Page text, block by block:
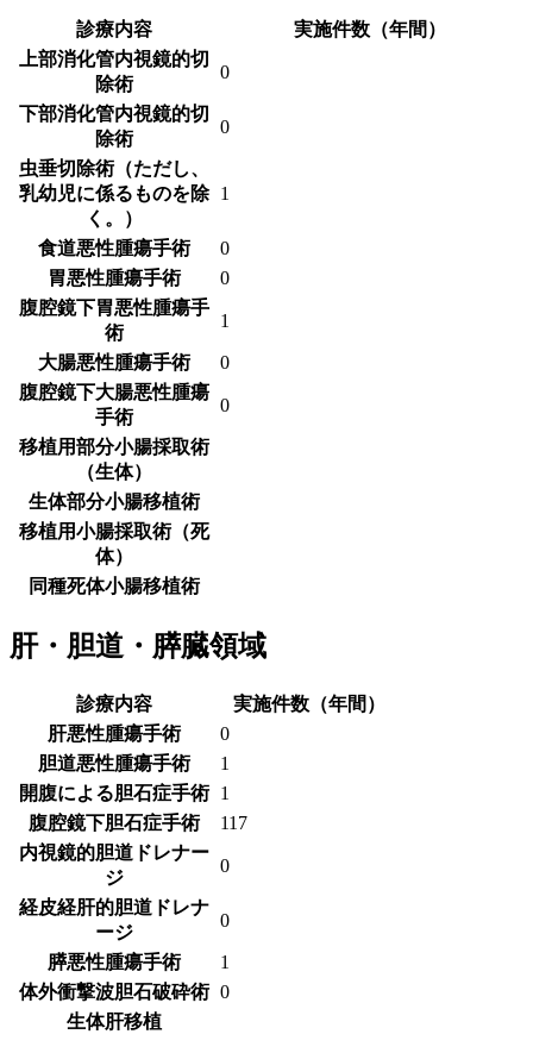
診療内容
実施件数（年間）
上部消化管内視鏡的切
除術
0
下部消化管内視鏡的切
除術
0
虫垂切除術（ただし、
乳幼児に係るものを除
く。）
1
食道悪性腫瘍手術
0
胃悪性腫瘍手術
0
腹腔鏡下胃悪性腫瘍手
術
1
大腸悪性腫瘍手術
0
腹腔鏡下大腸悪性腫瘍
手術
0
移植用部分小腸採取術
（生体）
生体部分小腸移植術
移植用小腸採取術（死
体）
同種死体小腸移植術
肝・胆道・膵臓領域
診療内容
実施件数（年間）
肝悪性腫瘍手術
0
胆道悪性腫瘍手術
1
開腹による胆石症手術 1
腹腔鏡下胆石症手術
117
内視鏡的胆道ドレナー
ジ
0
経皮経肝的胆道ドレナ
ージ
0
膵悪性腫瘍手術
1
体外衝撃波胆石破砕術 0
生体肝移植